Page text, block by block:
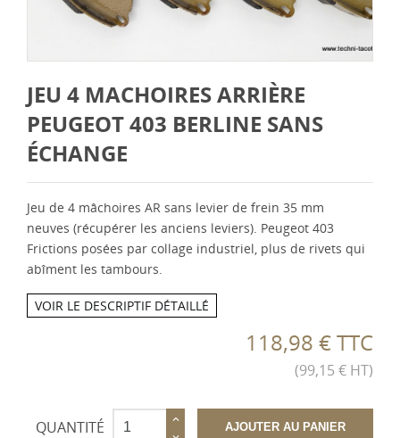
JEU 4 MACHOIRES ARRIÈRE
PEUGEOT 403 BERLINE SANS
ÉCHANGE
Jeu de 4 mâchoires AR sans levier de frein 35 mm
neuves (récupérer les anciens leviers). Peugeot 403
Frictions posées par collage industriel, plus de rivets qui
abîment les tambours.
VOIR LE DESCRIPTIF DÉTAILLÉ
118,98 € TTC
(99,15 € HT)
QUANTITÉ AJOUTER AU PANIER